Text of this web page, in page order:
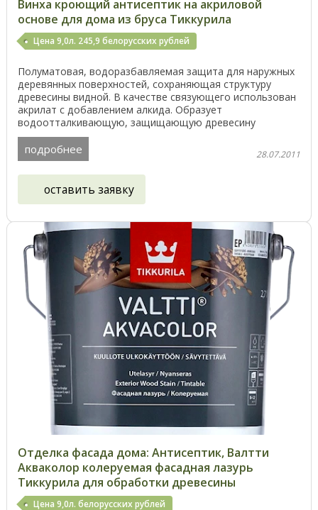
Винха кроющий антисептик на акриловой
основе для дома из бруса Тиккурила
Цена 9,0л. 245,9 белорусских рублей
Полуматовая, водоразбавляемая защита для наружных
деревянных поверхностей, сохраняющая структуру
древесины видной. В качестве связующего использован
акрилат с добавлением алкида. Образует
водоотталкивающую, защищающую древесину
поверхность. Пробуй ...
подробнее 28.07.2011
оставить заявку
Отделка фасада дома: Антисептик, Валтти
Акваколор колеруемая фасадная лазурь
Тиккурила для обработки древесины
Цена 9,0л. белорусских рублей